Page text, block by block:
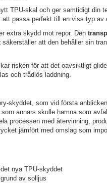
TPU-skal och ger samtidigt din
passa perfekt till en viss typ av
extra skydd mot repor. Den
säkerställer att den behåller sin
risken för att det oavsiktligt
och trådlös laddning.
skyddet, som vid första
annars skulle hamna som
processen med återvinning,
jämfört med omslag som
nya TPU-skyddet
av solljus